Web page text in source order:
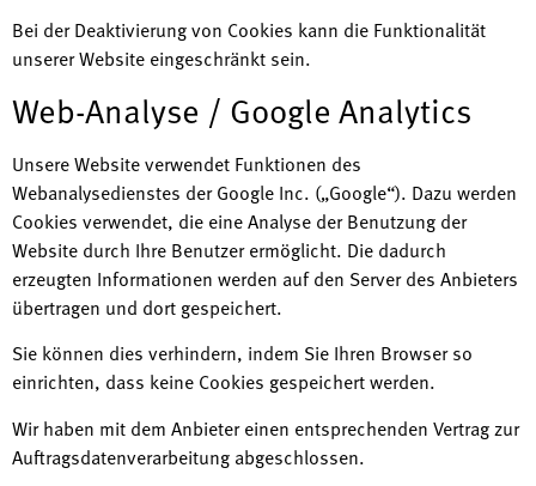
Bei der Deaktivierung von Cookies kann die Funktionalität
unserer Website eingeschränkt sein.
Web-Analyse / Google Analytics
Unsere Website verwendet Funktionen des
Webanalysedienstes der Google Inc. („Google“). Dazu werden
Cookies verwendet, die eine Analyse der Benutzung der
Website durch Ihre Benutzer ermöglicht. Die dadurch
erzeugten Informationen werden auf den Server des Anbieters
übertragen und dort gespeichert.
Sie können dies verhindern, indem Sie Ihren Browser so
einrichten, dass keine Cookies gespeichert werden.
Wir haben mit dem Anbieter einen entsprechenden Vertrag zur
Auftragsdatenverarbeitung abgeschlossen.